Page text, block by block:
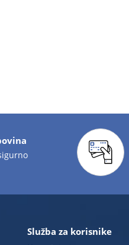
Služba za korisnike